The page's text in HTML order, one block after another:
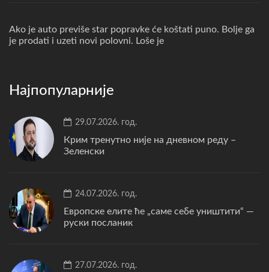
Ako je auto previše star popravke će koštati puno. Bolje ga
je prodati i uzeti novi polovni. Loše je
Најпопуларније
29.07.2026. год.
Крим тренутно није на дневном реду –
Зеленски
24.07.2026. год.
Европске елите ће „саме себе уништити“ —
руски посланик
27.07.2026. год.